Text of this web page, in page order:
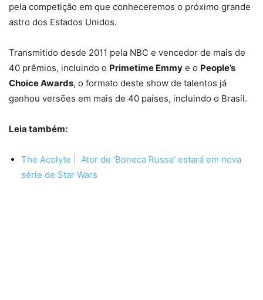
pela competição em que conheceremos o próximo grande
astro dos Estados Unidos.
Transmitido desde 2011 pela NBC e vencedor de mais de
40 prêmios, incluindo o Primetime Emmy e o People’s
Choice Awards, o formato deste show de talentos já
ganhou versões em mais de 40 países, incluindo o Brasil.
Leia também:
The Acolyte | Ator de ‘Boneca Russa’ estará em nova
série de Star Wars